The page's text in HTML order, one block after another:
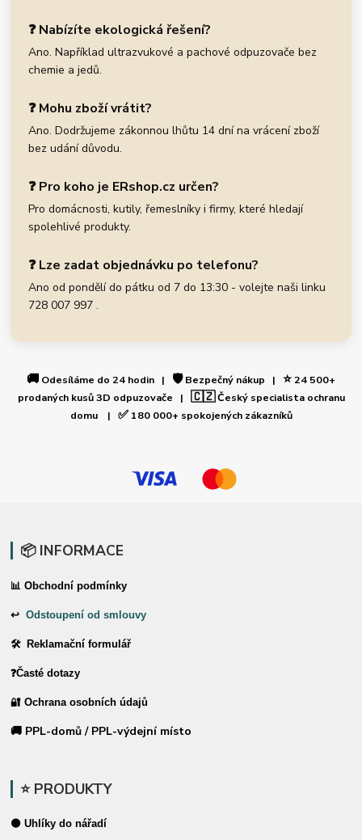
❓ Nabízíte ekologická řešení?
Ano. Například ultrazvukové a pachové odpuzovače bez
chemie a jedů.
❓ Mohu zboží vrátit?
Ano. Dodržujeme zákonnou lhůtu 14 dní na vrácení zboží
bez udání důvodu.
❓ Pro koho je ERshop.cz určen?
Pro domácnosti, kutily, řemeslníky i firmy, které hledají
spolehlivé produkty.
❓ Lze zadat objednávku po telefonu?
Ano od pondělí do pátku od 7 do 13:30 - volejte naši linku
728 007 997 .
🚚 Odesíláme do 24 hodin | 🛡️Bezpečný nákup | ⭐24 500+
prodaných kusů 3D odpuzovače | 🇨🇿Český specialista ochranu
domu | ✅180 000+ spokojených zákazníků
📦 INFORMACE
📊 Obchodní podmínky
↩Odstoupení od smlouvy
🛠 Reklamační formulář
❓Časté dotazy
🔐 Ochrana osobních údajů
🚚 PPL-domů / PPL-výdejní místo
⭐ PRODUKTY
⚫ Uhlíky do nářadí